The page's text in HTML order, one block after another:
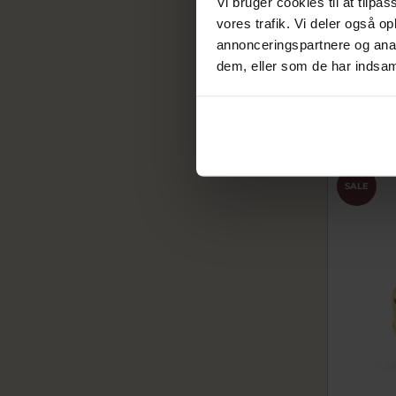
vores trafik. Vi deler også
annonceringspartnere og
dem, eller som de har
4,1 mm.
2784-000-
SALE